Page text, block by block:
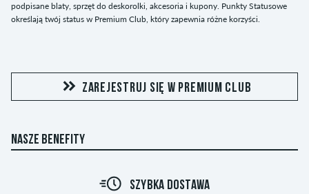
podpisane blaty, sprzęt do deskorolki, akcesoria i kupony. Punkty Statusowe
określają twój status w Premium Club, który zapewnia różne korzyści.
ZAREJESTRUJ SIĘ W PREMIUM CLUB
NASZE BENEFITY
SZYBKA DOSTAWA